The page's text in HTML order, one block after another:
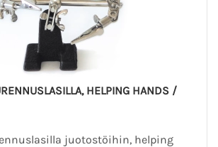
HELPING HANDS /
juotostöihin, helping